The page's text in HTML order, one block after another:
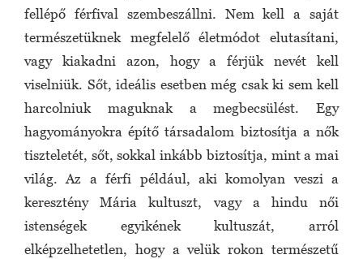
fellépő férfival szembeszállni. Nem kell a saját
természetüknek megfelelő életmódot elutasítani,
vagy kiakadni azon, hogy a férjük nevét kell
viselniük. Sőt, ideális esetben még csak ki sem kell
harcolniuk maguknak a megbecsülést. Egy
hagyományokra építő társadalom biztosítja a nők
tiszteletét, sőt, sokkal inkább biztosítja, mint a mai
világ. Az a férfi például, aki komolyan veszi a
keresztény Mária kultuszt, vagy a hindu női
istenségek egyikének kultuszát, arról
elképzelhetetlen, hogy a velük rokon természetű